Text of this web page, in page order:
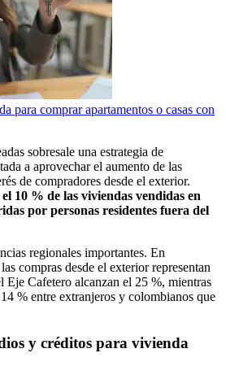
para comprar apartamentos o casas con
sobresale una estrategia de
a aprovechar el aumento de las
de compradores desde el exterior.
10 % de las viviendas vendidas en
por personas residentes fuera del
regionales importantes. En
compras desde el exterior representan
Eje Cafetero alcanzan el 25 %, mientras
% entre extranjeros y colombianos que
y créditos para vivienda